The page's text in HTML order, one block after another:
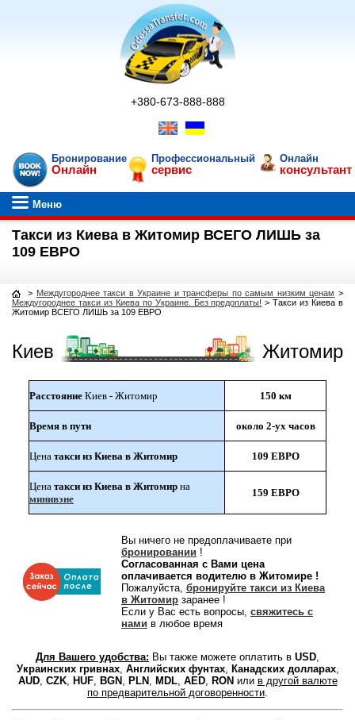
+380-673-888-888
Бронирование
Онлайн
Профессиональный
сервис
Онлайн
консультант
Меню
Такси из Киева в Житомир ВСЕГО ЛИШЬ за
109 ЕВРО
> Междугороднее такси в Украине и трансферы по самым низким ценам >
Междугороднее такси из Киева по Украине. Без предоплаты! > Такси из Киева в
Житомир ВСЕГО ЛИШЬ за 109 ЕВРО
Киев Житомир
Расстояние Киев - Житомир 150 км
Время в пути около 2-ух часов
Цена такси из Киева в Житомир 109 ЕВРО
Цена такси из Киева в Житомир на
минивэне
159 ЕВРО
Вы ничего не предоплачиваете при
бронировании !
Согласованная с Вами цена
оплачивается водителю в Житомире !
Пожалуйста, бронируйте такси из Киева
в Житомир заранее !
Если у Вас есть вопросы, свяжитесь с
нами в любое время
Для Вашего удобства: Вы также можете оплатить в USD,
Украинских гривнах, Английских фунтах, Канадских долларах,
AUD, CZK, HUF, BGN , PLN , MDL, AED, RON или в другой валюте
по предварительной договоренности.